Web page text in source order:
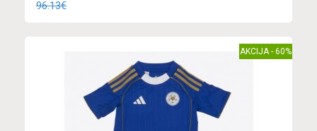
96.13€
AKCIJA - 60%